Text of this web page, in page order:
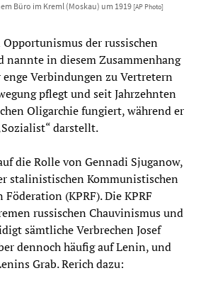
Büro im Kreml (Moskau) um 1919 [AP Photo]
der russischen
nannte in diesem Zusammenhang
enge Verbindungen zu Vertretern
pflegt und seit Jahrzehnten
Oligarchie fungiert, während er
darstellt.
die Rolle von Gennadi Sjuganow,
stalinistischen Kommunistischen
(KPRF). Die KPRF
russischen Chauvinismus und
sämtliche Verbrechen Josef
dennoch häufig auf Lenin, und
Grab. Rerich dazu: